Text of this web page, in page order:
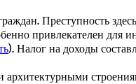
Преступность
привлекателен для
). Налог на доходы